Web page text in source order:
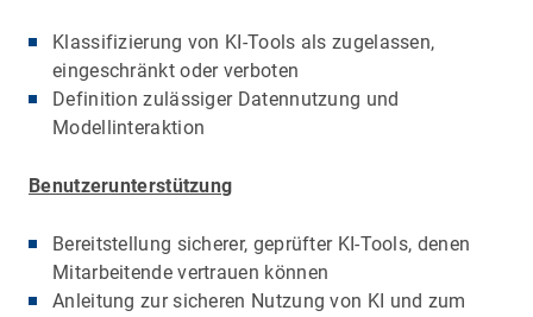
Klassifizierung von KI-Tools als zugelassen,
eingeschränkt oder verboten
Definition zulässiger Datennutzung und
Modellinteraktion
Benutzerunterstützung
Bereitstellung sicherer, geprüfter KI-Tools, denen
Mitarbeitende vertrauen können
Anleitung zur sicheren Nutzung von KI und zum